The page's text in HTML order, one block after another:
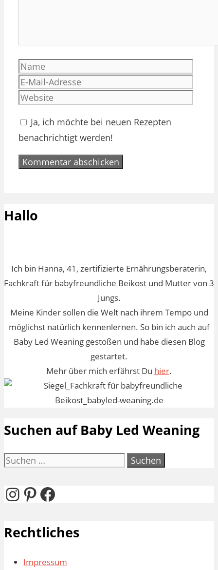
Name
Ja, ich möchte bei neuen Rezepten
benachrichtigt werden!
Hallo
Ich bin Hanna, 41, zertifizierte Ernährungsberaterin,
Fachkraft für babyfreundliche Beikost und Mutter von 3
Jungs.
Meine Kinder sollen die Welt nach ihrem Tempo und
möglichst natürlich kennenlernen. So bin ich auch auf
Baby Led Weaning gestoßen und habe diesen Blog
gestartet.
Mehr über mich erfährst Du hier.
Suchen auf Baby Led Weaning
Suchen
Instagram
Pinterest
Facebook
Rechtliches
Impressum